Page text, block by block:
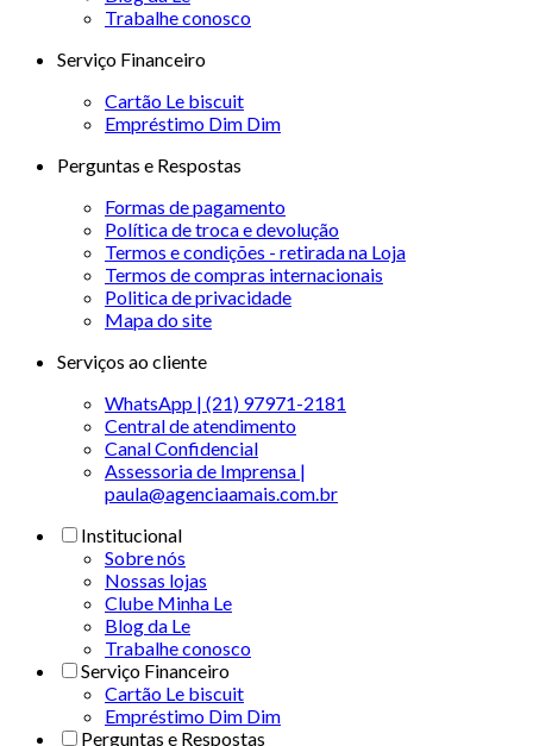
Trabalhe conosco
Serviço Financeiro
Cartão Le biscuit
Empréstimo Dim Dim
Perguntas e Respostas
Formas de pagamento
Política de troca e devolução
Termos e condições - retirada na Loja
Termos de compras internacionais
Politica de privacidade
Mapa do site
Serviços ao cliente
WhatsApp | (21) 97971-2181
Central de atendimento
Canal Confidencial
Assessoria de Imprensa |
paula@agenciaamais.com.br
Institucional
Sobre nós
Nossas lojas
Clube Minha Le
Blog da Le
Trabalhe conosco
Serviço Financeiro
Cartão Le biscuit
Empréstimo Dim Dim
Perguntas e Respostas